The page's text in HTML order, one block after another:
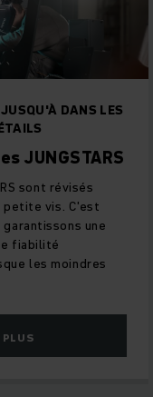
DANS LES
JUNGSTARS
sont révisés
petite vis. C'est
garantissons une
fiabilité
les moindres